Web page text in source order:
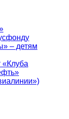
– детям
«Клуба